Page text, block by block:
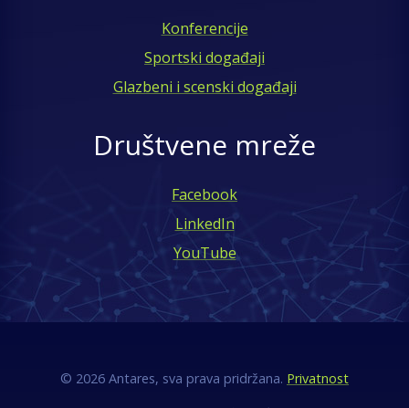
Konferencije
Sportski događaji
Glazbeni i scenski događaji
Društvene mreže
Facebook
LinkedIn
YouTube
© 2026 Antares, sva prava pridržana. Privatnost